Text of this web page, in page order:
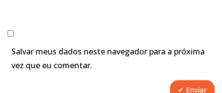
Salvar meus dados neste navegador para a próxima
vez que eu comentar.